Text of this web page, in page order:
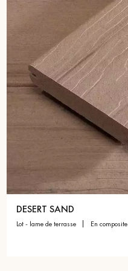
DESERT SAND
lot - lame de terrasse en composite